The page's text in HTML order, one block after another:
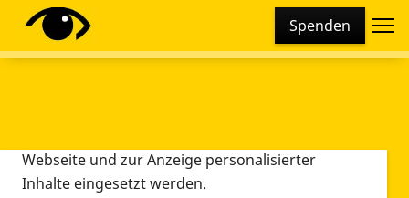
Spenden
Diese Webseite setzt verschiedene Cookies und
Tracking-Tools ein. Dies beinhaltet Cookies und
Webseite und zur Anzeige personalisierter
Inhalte eingesetzt werden.